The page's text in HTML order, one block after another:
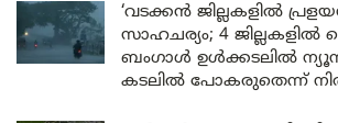
‘വടക്കൻ ജില്ലകളിൽ
സാഹചര്യം; 4 ജില്ലകളിൽ
ബംഗാൾ ഉൾക്കടലിൽ
കടലിൽ പോകരുതെന്ന്